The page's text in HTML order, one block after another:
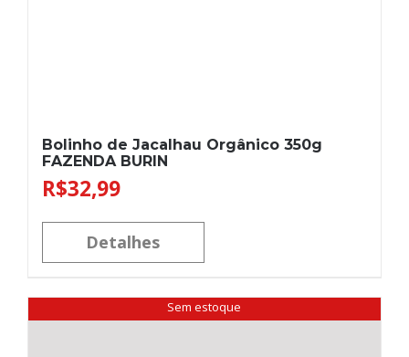
Bolinho de Jacalhau Orgânico 350g
FAZENDA BURIN
R$32,99
Detalhes
Sem estoque